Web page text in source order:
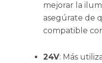
mejorar la
asegúrate de
compatible
24V: Más